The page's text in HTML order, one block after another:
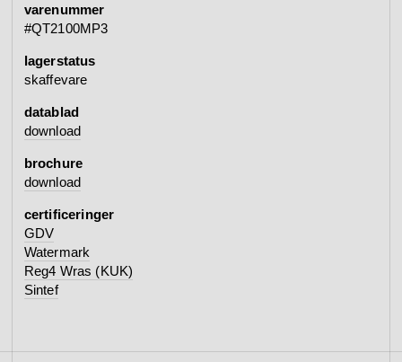
varenummer
#QT2100MP3
lagerstatus
skaffevare
datablad
download
brochure
download
certificeringer
GDV
Watermark
Reg4 Wras (KUK)
Sintef